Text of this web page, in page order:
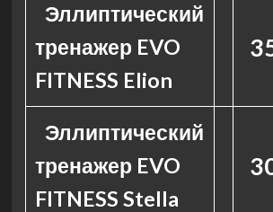
Эллиптический
тренажер EVO
FITNESS Elion
Эллиптический
тренажер EVO
FITNESS Stella